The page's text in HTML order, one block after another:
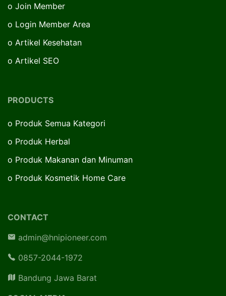
o Join Member
o Login Member Area
o Artikel Kesehatan
o Artikel SEO
PRODUCTS
o Produk Semua Kategori
o Produk Herbal
o Produk Makanan dan Minuman
o Produk Kosmetik Home Care
CONTACT
admin@hnipioneer.com
0857-2044-1972
Bandung Jawa Barat